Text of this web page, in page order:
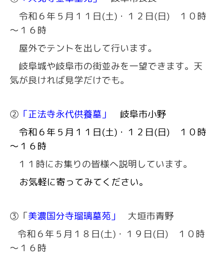
令和６年５月１１日(土)・１２日(日) １０時
～１６時
屋外でテントを出して行います。
岐阜城や岐阜市の街並みを一望できます。天
気が良ければ見学だけでも。
② 「正法寺永代供養墓」
岐阜市小野
令和６年５月１１日(土)・１２日(日) １０時
～１６時
１１時にお集りの皆様へ説明しています。
お気軽に寄ってみてください。
③ 「美濃国分寺瑠璃墓苑」
大垣市青野
令和６年５月１８日(土)・１９日(日) １０時
～１６時